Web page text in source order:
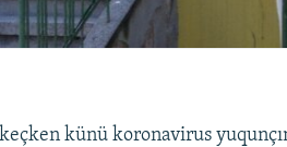
keçken künü koronavirus